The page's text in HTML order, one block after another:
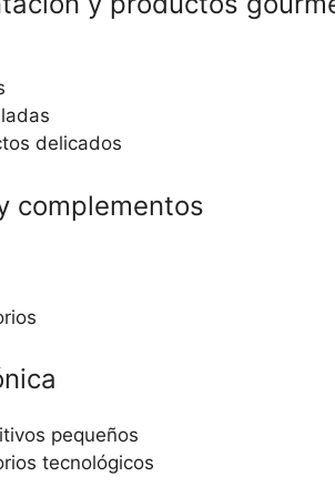
delicados
complementos
pequeños
tecnológicos